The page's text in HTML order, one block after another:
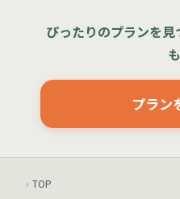
ぴったりのプランを
プラン
TOP